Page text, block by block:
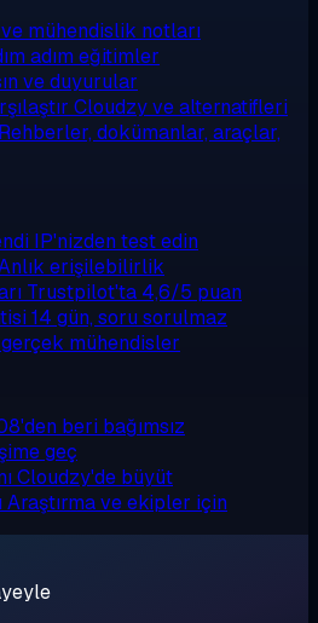
mühendislik notları
adım eğitimler
ve duyurular
Cloudzy ve alternatifleri
Rehberler, dokümanlar, araçlar,
IP'nizden test edin
erişilebilirlik
Trustpilot'ta 4,6/5 puan
14 gün, soru sorulmaz
mühendisler
beri bağımsız
geç
Cloudzy'de büyüt
Araştırma ve ekipler için